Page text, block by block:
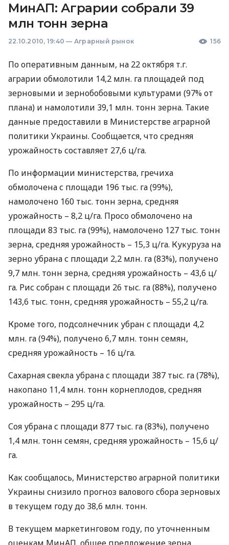
МинАП: Аграрии собрали 39
млн тонн зерна
22.10.2010, 19:40 — Аграрный рынок 156
По оперативным данным, на 22 октября т.г.
аграрии обмолотили 14,2 млн. га площадей под
зерновыми и зернобобовыми культурами (97% от
плана) и намолотили 39,1 млн. тонн зерна. Такие
данные предоставили в Министерстве аграрной
политики Украины. Сообщается, что средняя
урожайность составляет 27,6 ц/га.
По информации министерства, гречиха
обмолочена с площади 196 тыс. га (99%),
намолочено 160 тыс. тонн зерна, средняя
урожайность – 8,2 ц/га. Просо обмолочено на
площади 83 тыс. га (99%), намолочено 127 тыс. тонн
зерна, средняя урожайность – 15,3 ц/га. Кукуруза на
зерно убрана с площади 2,2 млн. га (83%), получено
9,7 млн. тонн зерна, средняя урожайность – 43,6 ц/
га. Рис собран с площади 26 тыс. га (88%), получено
143,6 тыс. тонн, средняя урожайность – 55,2 ц/га.
Кроме того, подсолнечник убран с площади 4,2
млн. га (94%), получено 6,7 млн. тонн семян,
средняя урожайность – 16 ц/га.
Сахарная свекла убрана с площади 387 тыс. га (78%),
накопано 11,4 млн. тонн корнеплодов, средняя
урожайность – 295 ц/га.
Соя убрана с площади 877 тыс. га (83%), получено
1,4 млн. тонн семян, средняя урожайность – 15,6 ц/
га.
Как сообщалось, Министерство аграрной политики
Украины снизило прогноз валового сбора зерновых
в текущем году до 38,6 млн. тонн.
В текущем маркетинговом году, по уточненным